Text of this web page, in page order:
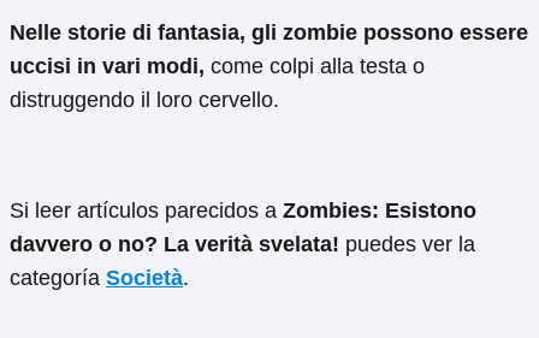
Nelle storie di fantasia, gli zombie possono essere
uccisi in vari modi, come colpi alla testa o
distruggendo il loro cervello.
Si leer artículos parecidos a Zombies: Esistono
davvero o no? La verità svelata! puedes ver la
categoría Società.